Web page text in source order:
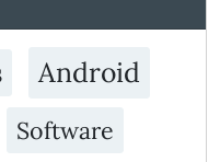
Android
Software